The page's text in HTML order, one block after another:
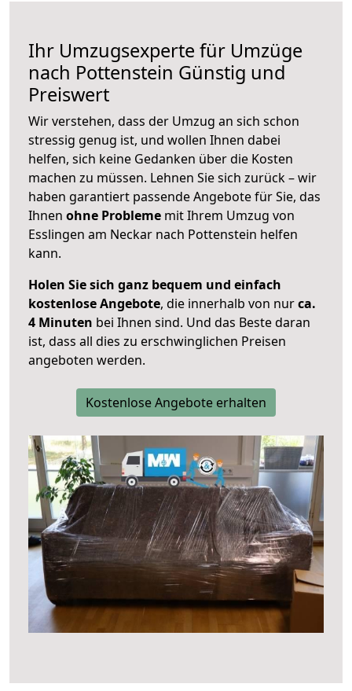
Ihr Umzugsexperte für Umzüge
nach Pottenstein Günstig und
Preiswert
Wir verstehen, dass der Umzug an sich schon
stressig genug ist, und wollen Ihnen dabei
helfen, sich keine Gedanken über die Kosten
machen zu müssen. Lehnen Sie sich zurück – wir
haben garantiert passende Angebote für Sie, das
Ihnen ohne Probleme mit Ihrem Umzug von
Esslingen am Neckar nach Pottenstein helfen
kann.
Holen Sie sich ganz bequem und einfach
kostenlose Angebote, die innerhalb von nurca.
4 Minuten bei Ihnen sind. Und das Beste daran
ist, dass all dies zu erschwinglichen Preisen
angeboten werden.
Kostenlose Angebote erhalten